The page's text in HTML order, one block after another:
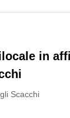
in
Scacchi